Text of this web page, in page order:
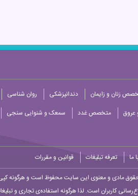
زنان و زایمان دندانپزشکی روان شناسی
متخصص غدد سمعک و شنوایی سنجی
ما تعرفه تبلیغات قوانین و مقررات
مادی و معنوی این سایت محفوظ است و هرگونه کپی
کاربران است. لذا هرگونه استفاده‌ی تجاری و